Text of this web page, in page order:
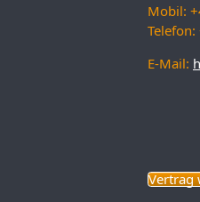
Mobil:
E-Mail:
Vertrag